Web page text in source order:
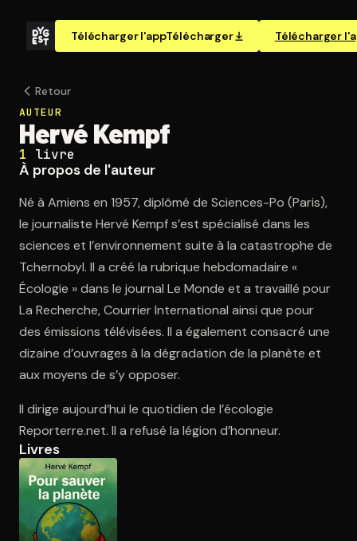
Télécharger l'appTélécharger Télécharger
Ouvre l'app Appareil photo, pointe sur le code. C'est gratuit à
Retour
AUTEUR
Hervé Kempf
1 livre
À propos de l'auteur
Né à Amiens en 1957, diplômé de Sciences-Po (Paris),
le journaliste Hervé Kempf s’est spécialisé dans les
sciences et l’environnement suite à la catastrophe de
Tchernobyl. Il a créé la rubrique hebdomadaire «
Écologie » dans le journal Le Monde et a travaillé pour
La Recherche, Courrier International ainsi que pour
des émissions télévisées. Il a également consacré une
dizaine d’ouvrages à la dégradation de la planète et
aux moyens de s’y opposer.
Il dirige aujourd’hui le quotidien de l’écologie
Reporterre.net. Il a refusé la légion d’honneur.
Livres